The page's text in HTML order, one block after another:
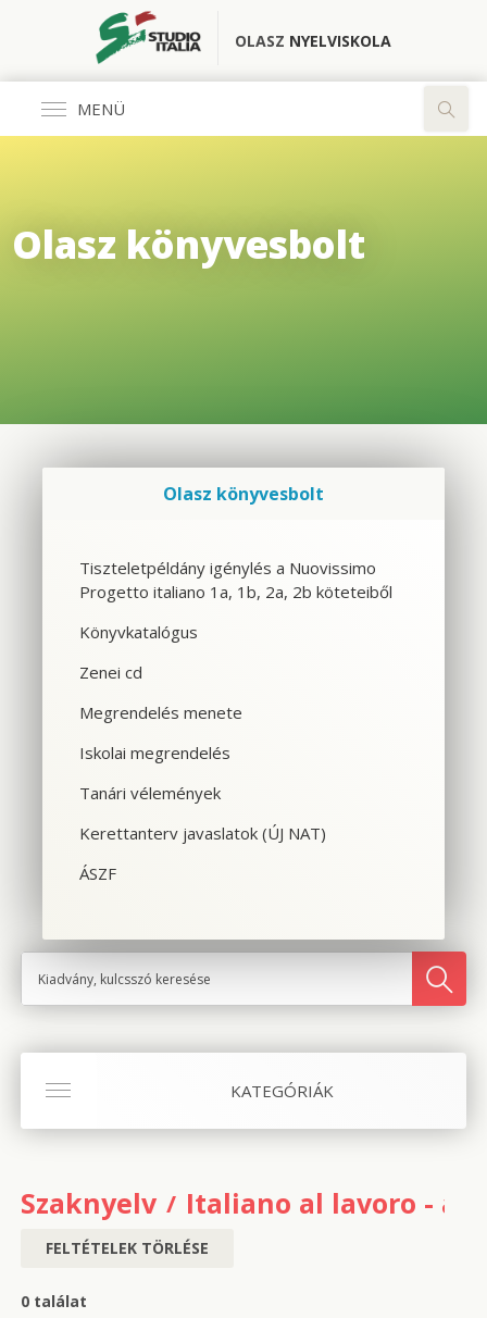
OLASZ NYELVISKOLA
MENÜ
CSOPORTOS NYELVTANFOLYAM
SPANYOL TANFOLYAM OLASZOSOKNAK
CILS NYELVVIZSGA
SZINTFELMÉRÉS
Olasz könyvesbolt
KATEGÓRIÁK
Szaknyelv Italiano al lavoro -
FELTÉTELEK TÖRLÉSE
0 találat
Olasz könyvesbolt
Tiszteletpéldány igénylés a Nuovissimo
Progetto italiano 1a, 1b, 2a, 2b köteteiből
Könyvkatalógus
Zenei cd
Megrendelés menete
Iskolai megrendelés
Tanári vélemények
Kerettanterv javaslatok (ÚJ NAT)
ÁSZF